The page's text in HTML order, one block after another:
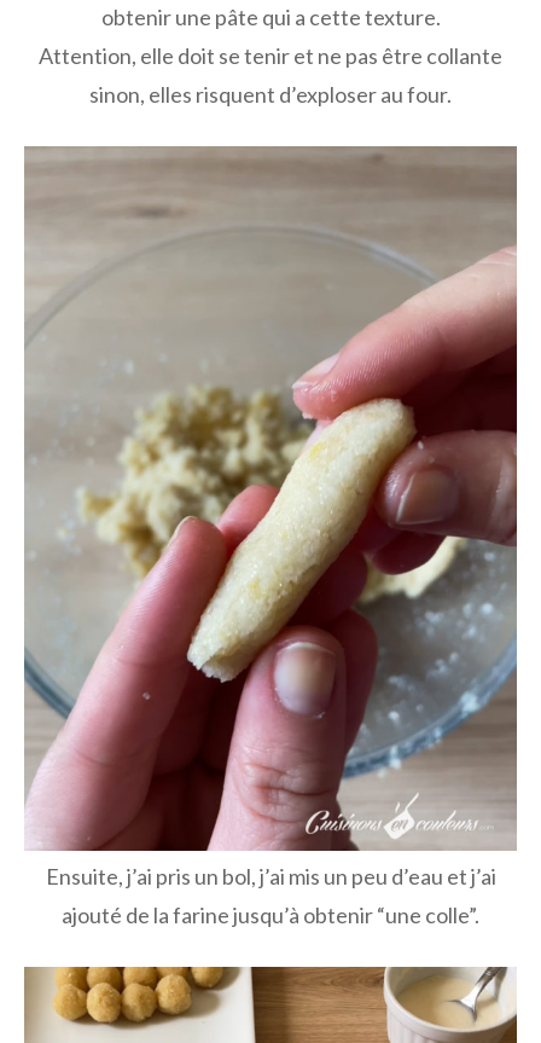
obtenir une pâte qui a cette texture.
Attention, elle doit se tenir et ne pas être collante
sinon, elles risquent d’exploser au four.
Ensuite, j’ai pris un bol, j’ai mis un peu d’eau et j’ai
ajouté de la farine jusqu’à obtenir “une colle”.